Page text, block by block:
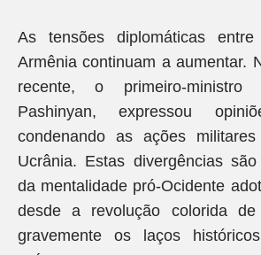
As tensões diplomáticas
Armênia continuam a aumentar.
recente, o primeiro-ministro
Pashinyan, expressou
condenando as ações
Ucrânia. Estas divergências
da mentalidade pró-Ocidente
desde a revolução colorida de
gravemente os laços